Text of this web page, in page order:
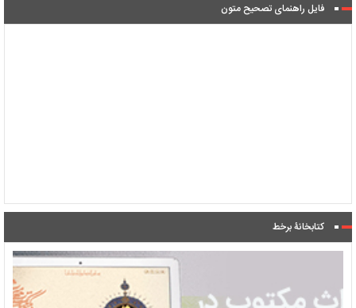
فایل راهنمای تصحیح متون
کتابخانۀ برخط